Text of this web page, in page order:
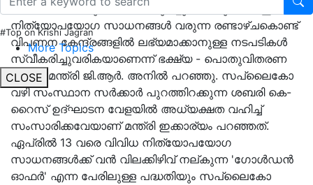
#Top on Krishi Jagran
More Topics
CLOSE
സപ്ലൈകോ മുഖേന വിലകുറച്ചു നൽകുന്ന 13 ഇനം
നിത്യോപയോഗ സാധനങ്ങൾ വരുന്ന രണ്ടാഴ്ചകൊണ്ട്
വിപണന കേന്ദ്രങ്ങളിൽ ലഭ്യമാക്കാനുള്ള നടപടികൾ
സ്വീകരിച്ചുവരികയാണെന്ന് ഭക്ഷ്യ - പൊതുവിതരണ
വകുപ്പ് മന്ത്രി ജി.ആർ. അനിൽ പറഞ്ഞു. സപ്ലൈകോ
വഴി സംസ്ഥാന സർക്കാർ പുറത്തിറക്കുന്ന ശബരി കെ-
റൈസ് ഉദ്ഘാടന വേളയിൽ അധ്യക്ഷത വഹിച്ച്
സംസാരിക്കവേയാണ് മന്ത്രി ഇക്കാര്യം പറഞ്ഞത്.
ഏപ്രിൽ 13 വരെ വിവിധ നിത്യോപയോഗ
സാധനങ്ങൾക്ക് വൻ വിലക്കിഴിവ് നല്കുന്ന 'ഗോൾഡൻ
ഓഫർ' എന്ന പേരിലുള്ള പദ്ധതിയും സപ്ലൈകോ